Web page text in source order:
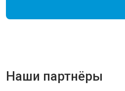
Наши партнёры